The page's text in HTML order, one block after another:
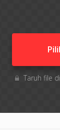
Taruh file